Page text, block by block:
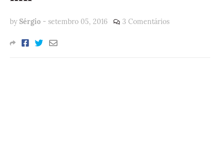
by Sérgio - setembro 05, 2016 3 Comentários